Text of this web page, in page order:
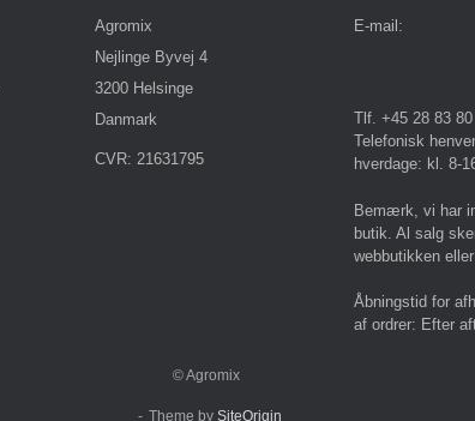
Agromix
Nejlinge Byvej 4
3200 Helsinge
Danmark
CVR: 21631795
E-mail:
Tlf. +45 28 83
Telefonisk
hverdage: kl. 8-
Bemærk, vi har
butik. Al salg
webbutikken
Åbningstid for
af ordrer: Efter
© Agromix
Theme by SiteOrigin